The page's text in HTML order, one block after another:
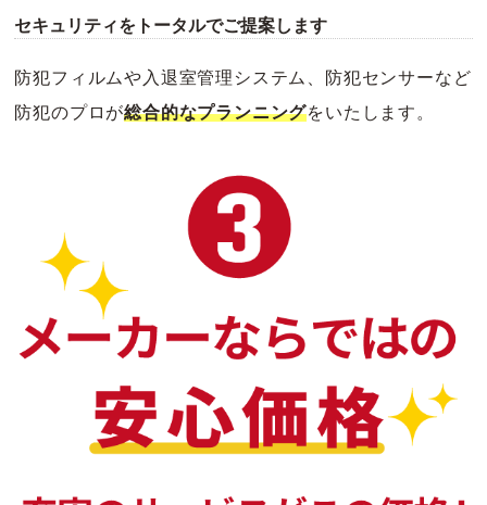
セキュリティをトータルでご提案します
防犯フィルムや入退室管理システム、防犯センサーなど
防犯のプロが総合的なプランニングをいたします。